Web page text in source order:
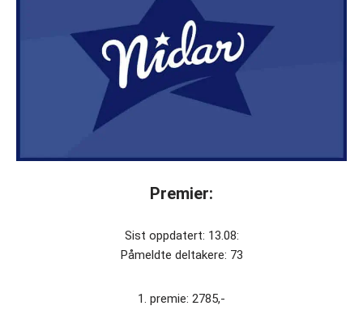
Premier:
Sist oppdatert: 13.08:
Påmeldte deltakere: 73
1. premie: 2785,-